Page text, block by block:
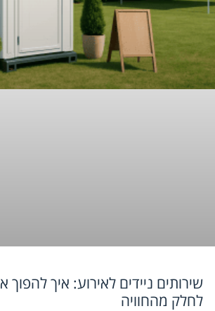
שירותים ניידים לאירוע: איך להפוך
לחלק מהחוויה